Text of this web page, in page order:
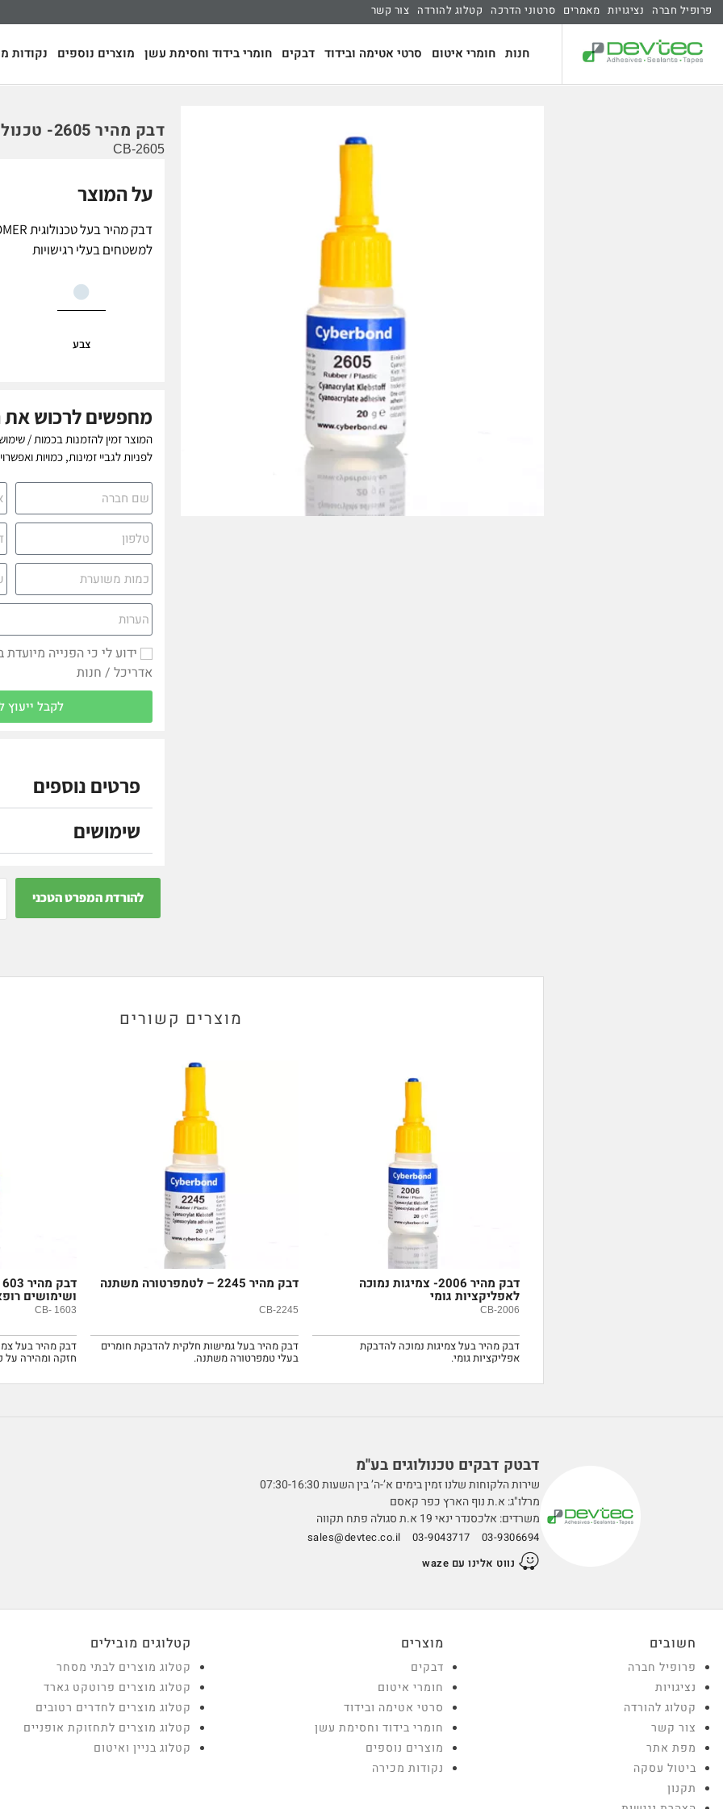
פרופיל חברה נציגויות מאמרים סרטוני הדרכה קטלוג להורדה צור קשר
חנות חומרי איטום סרטי אטימה ובידוד דבקים חומרי בידוד וחסימת עשן מוצרים נוספים נקודות
דבק מהיר 2605- טכנולוגית Neomer
CB-2605
על המוצר
למשטחים בעלי רגישויות
צבע
מחפשים לרכוש את
המוצר זמין להזמנות בכמות /
לפניות לגביי זמינות, כמויות
ידוע לי כי הפנייה
אדריכל / חנות
לקבל ייעוץ
פרטים נוספים
שימושים
להורדת המפרט הטכני
מוצרים קשורים
דבק מהיר 2006- צמיגות נמוכה
לאפליקציות גומי
CB-2006
דבק מהיר בעל צמיגות נמוכה להדבקת
אפליקציות גומי.
דבק מהיר 2245 – לטמפרטורה משתנה
CB-2245
דבק מהיר בעל גמישות חלקית להדבקת חומרים
בעלי טמפרטורה משתנה.
ושימושים
CB- 1603
דבק מהיר בעל
חזקה ומהירה על
דבטק דבקים טכנולוגים בע''מ
שירות הלקוחות שלנו זמין בימים א’-ה’ בין השעות 07:30-16:30
מרלו"ג: א.ת נוף הארץ כפר קאסם
משרדים: אלכסנדר ינאי 19 א.ת סגולה פתח תקווה
03-9306694
03-9043717
sales@devtec.co.il
נווט אלינו עם waze
חשובים
פרופיל חברה
נציגויות
קטלוג להורדה
צור קשר
מפת אתר
ביטול עסקה
תקנון
מוצרים
דבקים
חומרי איטום
סרטי אטימה ובידוד
חומרי בידוד וחסימת עשן
מוצרים נוספים
נקודות מכירה
קטלוגים מובילים
קטלוג מוצרים לבתי מסחר
קטלוג מוצרים פרוטקט גארד
קטלוג מוצרים לחדרים רטובים
קטלוג מוצרים לתחזוקת אופניים
קטלוג בניין ואיטום